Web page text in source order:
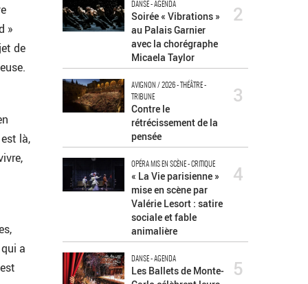
»
de
là,
a
DANSE - AGENDA
Soirée « Vibrations »
au Palais Garnier
avec la chorégraphe
Micaela Taylor
2
AVIGNON / 2026 - THÉÂTRE -
TRIBUNE
Contre le
rétrécissement de la
pensée
3
OPÉRA MIS EN SCÈNE - CRITIQUE
« La Vie parisienne »
mise en scène par
Valérie Lesort : satire
sociale et fable
animalière
4
DANSE - AGENDA
Les Ballets de Monte-
5